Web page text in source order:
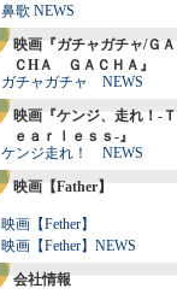
鼻歌 NEWS
映画『ガチャガチャ/ＧＡ
ＣHＡ ＧＡＣＨＡ』
ガチャガチャ NEWS
映画『ケンジ、走れ！-Ｔ
ｅａｒｌｅｓｓ-』
ケンジ走れ！ NEWS
映画【Father】
映画【Fether】
映画【Fether】NEWS
会社情報